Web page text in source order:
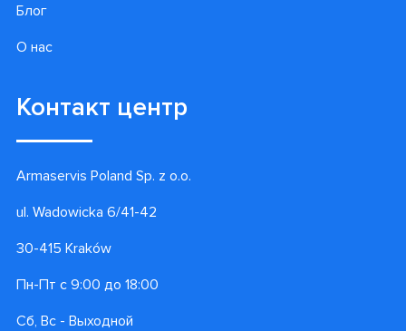
Блог
О нас
Контакт центр
Armaservis Poland Sp. z o.o.
ul. Wadowicka 6/41-42
30-415 Kraków
Пн-Пт с 9:00 до 18:00
Сб, Вс - Выходной